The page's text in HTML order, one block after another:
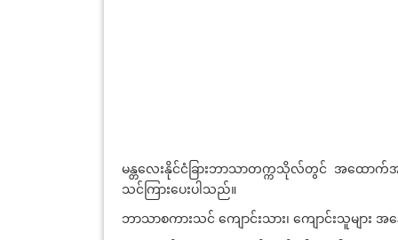
မန္တလေးနိုင်ငံခြားဘာသာတက္ကသိုလ်တွင် အထောက်အ
သင်ကြားပေးပါသည်။
ဘာသာစကားသင် ကျောင်းသား၊ ကျောင်းသူများ